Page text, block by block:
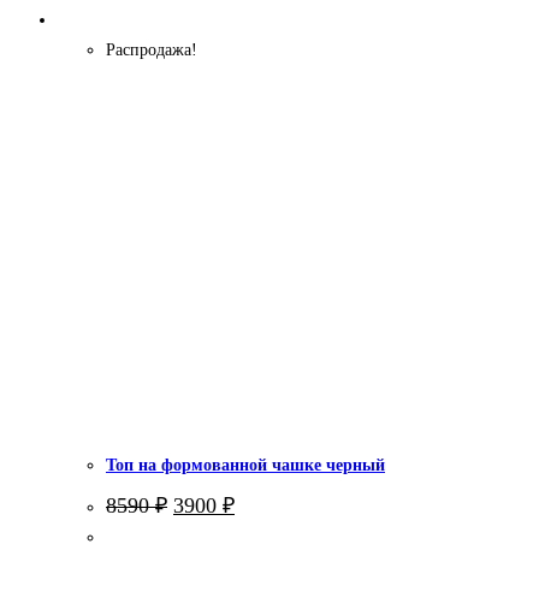
Распродажа!
Топ на формованной чашке черный
8590₽ Первоначальная
цена
3900 ₽Текущая
цена: